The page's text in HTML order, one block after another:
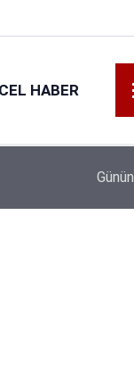
HABER
Tarım